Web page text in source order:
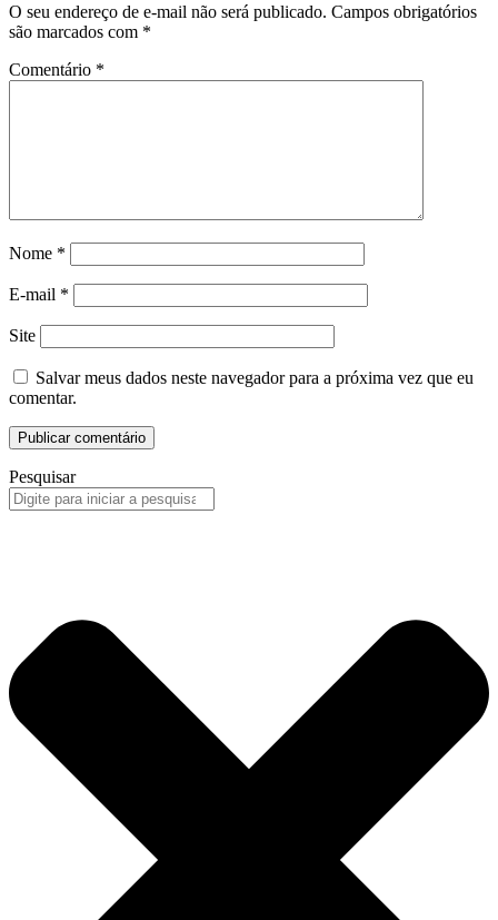
O seu endereço de e-mail não será publicado. Campos obrigatórios
são marcados com *
Comentário *
Nome *
E-mail *
Site
Salvar meus dados neste navegador para a próxima vez que eu
comentar.
Pesquisar